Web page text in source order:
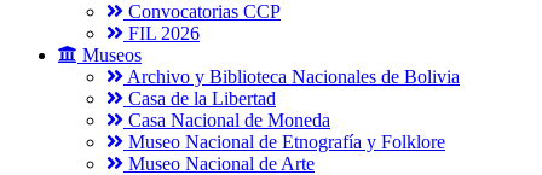
Convocatorias CCP
FIL 2026
Museos
Archivo y Biblioteca Nacionales de Bolivia
Casa de la Libertad
Casa Nacional de Moneda
Museo Nacional de Etnografía y Folklore
Museo Nacional de Arte